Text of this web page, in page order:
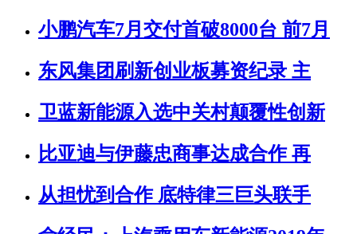
小鹏汽车7月交付首破8000台 前7月
东风集团刷新创业板募资纪录 主
卫蓝新能源入选中关村颠覆性创新
比亚迪与伊藤忠商事达成合作 再
从担忧到合作 底特律三巨头联手